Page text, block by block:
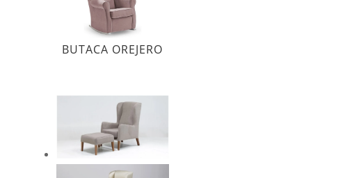
BUTACA OREJERO